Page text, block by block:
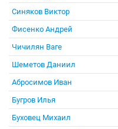
Синяков Виктор
Фисенко Андрей
Чичилян Ваге
Шеметов Даниил
Абросимов Иван
Бугров Илья
Буховец Михаил